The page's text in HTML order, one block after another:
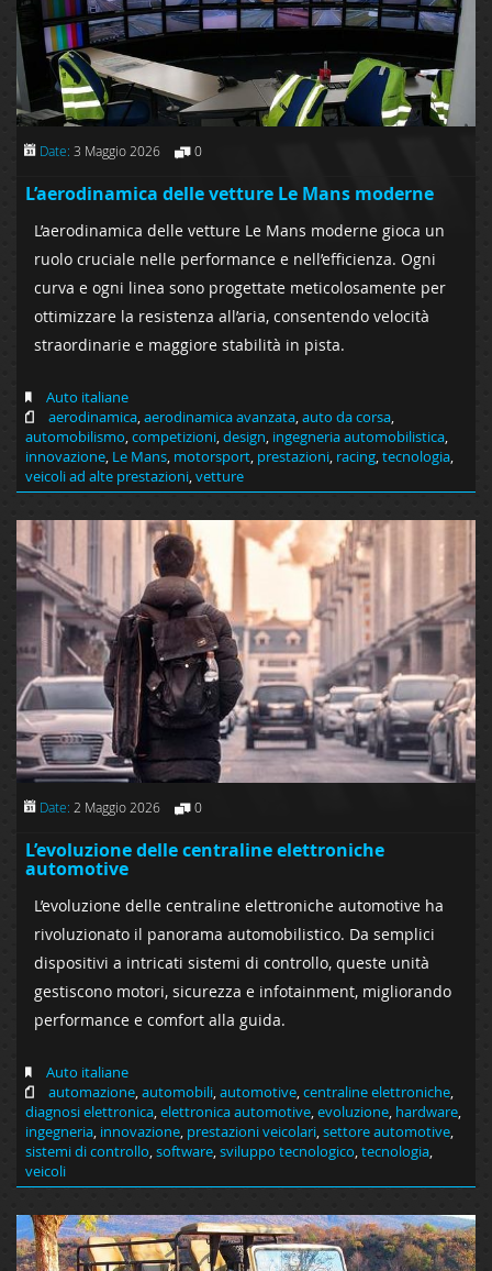
Date: 3 Maggio 2026 0
L’aerodinamica delle vetture Le Mans moderne
L’aerodinamica delle vetture Le Mans moderne gioca un
ruolo cruciale nelle performance e nell’efficienza. Ogni
curva e ogni linea sono progettate meticolosamente per
ottimizzare la resistenza all’aria, consentendo velocità
straordinarie e maggiore stabilità in pista.
Auto italiane
aerodinamica,aerodinamica avanzata,auto da corsa,
automobilismo,competizioni,design, ingegneria automobilistica,
innovazione, Le Mans, motorsport, prestazioni, racing,tecnologia,
veicoli ad alte prestazioni,vetture
Date: 2 Maggio 2026 0
L’evoluzione delle centraline elettroniche
automotive
L’evoluzione delle centraline elettroniche automotive ha
rivoluzionato il panorama automobilistico. Da semplici
dispositivi a intricati sistemi di controllo, queste unità
gestiscono motori, sicurezza e infotainment, migliorando
performance e comfort alla guida.
Auto italiane
automazione,automobili,automotive,centraline elettroniche,
diagnosi elettronica,elettronica automotive,evoluzione, hardware,
ingegneria, innovazione, prestazioni veicolari,settore automotive,
sistemi di controllo,software,sviluppo tecnologico,tecnologia,
veicoli